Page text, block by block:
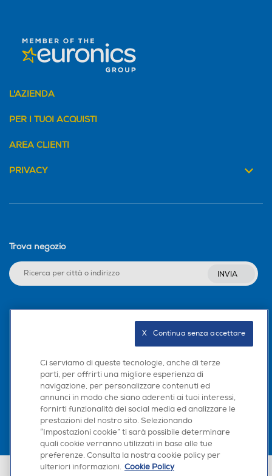
L'AZIENDA
PER I TUOI ACQUISTI
AREA CLIENTI
PRIVACY
Trova negozio
INVIA
Scarica la nostra app
Euronics Italia SpA. Sede legale Via Montefeltro, 6/a 20156 Milano
Ci serviamo di queste tecnologie, anche di terze
parti, per offrirti una migliore esperienza di
navigazione, per personalizzare contenuti ed
annunci in modo che siano aderenti ai tuoi interessi,
fornirti funzionalità dei social media ed analizzare le
prestazioni del nostro sito. Selezionando
“Impostazioni cookie” ti sarà possibile determinare
quali cookie verranno utilizzati in base alle tue
preferenze. Consulta la nostra cookie policy per
ulteriori informazioni. Cookie Policy
X   Continua senza accettare